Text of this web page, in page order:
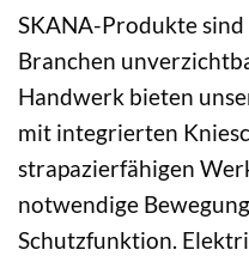
SKANA-Produkte
Branchen
Handwerk bieten
mit integrierten
strapazierfähigen
notwendige
Schutzfunktion.